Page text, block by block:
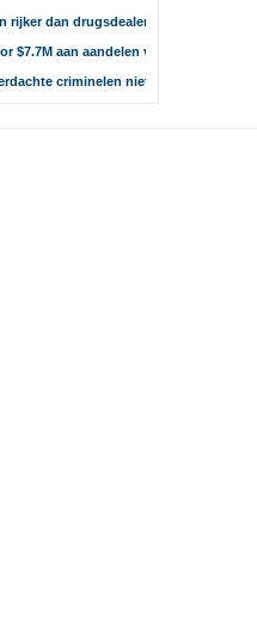
rijker dan drugsdealers"
$7.7M aan aandelen van zijn werk
criminelen niet hacken